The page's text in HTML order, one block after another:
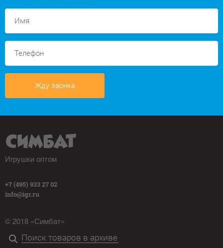
Жду звонка
Игрушки оптом
+7 (495) 933 27 02
info@igr.ru
© 2018 «Симбат»